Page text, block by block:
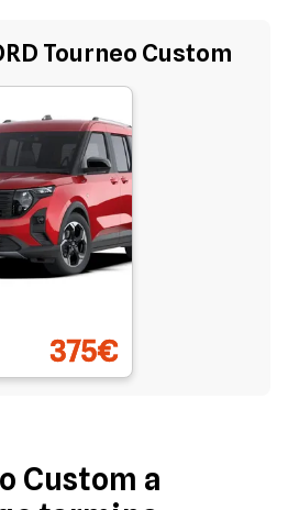
Tourneo Custom
375€
Custom a